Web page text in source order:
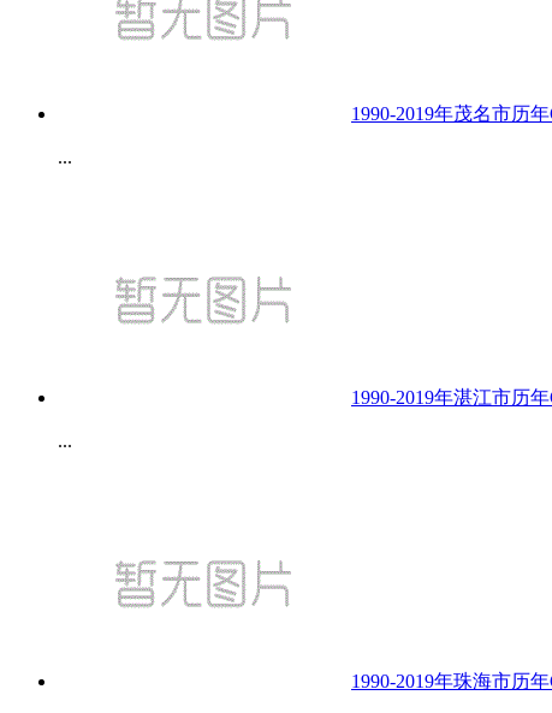
1990-2019年茂名市历
...
1990-2019年湛江市历
...
1990-2019年珠海市历